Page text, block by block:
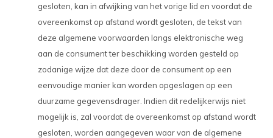
gesloten, kan in afwijking van het vorige lid en voordat de
overeenkomst op afstand wordt gesloten, de tekst van
deze algemene voorwaarden langs elektronische weg
aan de consument ter beschikking worden gesteld op
zodanige wijze dat deze door de consument op een
eenvoudige manier kan worden opgeslagen op een
duurzame gegevensdrager. Indien dit redelijkerwijs niet
mogelijk is, zal voordat de overeenkomst op afstand wordt
gesloten, worden aangegeven waar van de algemene